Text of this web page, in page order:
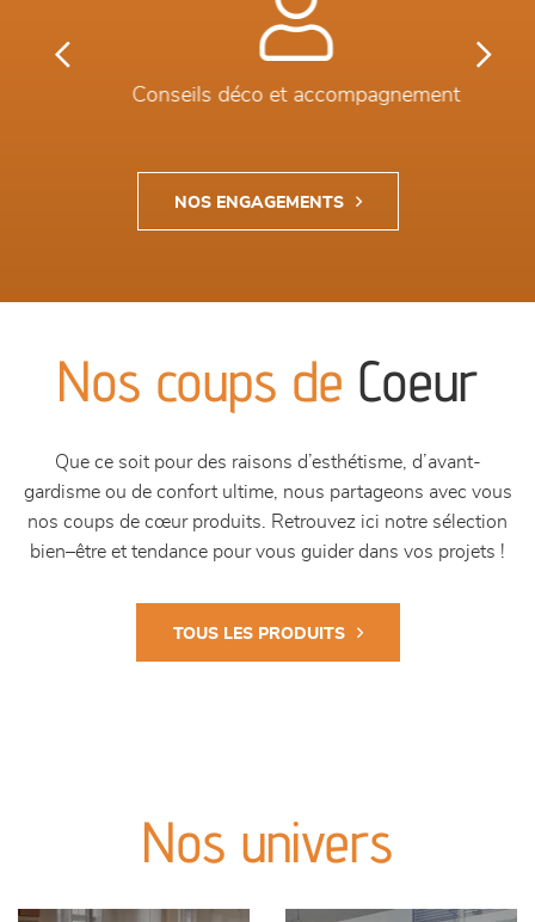
Conseils déco et accompagnement
NOS ENGAGEMENTS
Nos coups de Coeur
Que ce soit pour des raisons d’esthétisme, d’avant-
gardisme ou de confort ultime, nous partageons avec vous
nos coups de cœur produits. Retrouvez ici notre sélection
bien–être et tendance pour vous guider dans vos projets !
TOUS LES PRODUITS
Nos univers